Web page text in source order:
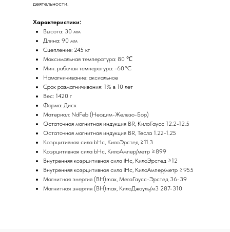
деятельности.
Характеристики:
Высота: 30 мм
Длина: 90 мм
Сцепление: 245 кг
Максимальная температура: 80 ℃
Мин. рабочая температура: -60°C
Намагничивание: аксиальное
Срок размагничивания: 1% в 10 лет
Вес: 1420 г
Форма: Диск
Материал: NdFeb (Неодим-Железо-Бор)
Остаточная магнитная индукция BR, КилоГаусс 12.2-12.5
Остаточная магнитная индукция BR, Тесла 1.22-1.25
Коэрцитивная сила bHc, КилоЭрстед ≥11.3
Коэрцитивная сила bHc, КилоАмпер/метр ≥899
Внутренняя коэрцитивная сила iHc, КилоЭрстед ≥12
Внутренняя коэрцитивная сила iHc, КилоАмпер/метр ≥955
Магнитная энергия (BH)max, МегаГаусс-Эрстед 36-39
Магнитная энергия (BH)max, КилоДжоуль/м3 287-310